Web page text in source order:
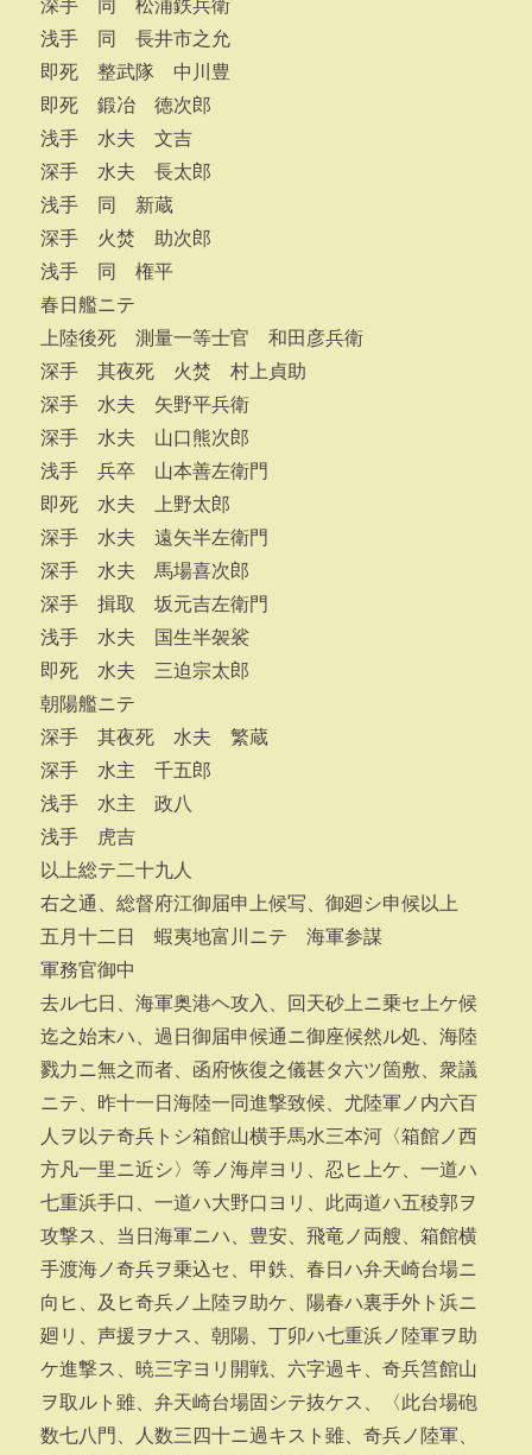
深手 同 松浦鉄兵衛
浅手 同 長井市之允
即死 整武隊 中川豊
即死 鍛冶 徳次郎
浅手 水夫 文吉
深手 水夫 長太郎
浅手 同 新蔵
深手 火焚 助次郎
浅手 同 権平
春日艦ニテ
上陸後死 測量一等士官 和田彦兵衛
深手 其夜死 火焚 村上貞助
深手 水夫 矢野平兵衛
深手 水夫 山口熊次郎
浅手 兵卒 山本善左衛門
即死 水夫 上野太郎
深手 水夫 遠矢半左衛門
深手 水夫 馬場喜次郎
深手 揖取 坂元吉左衛門
浅手 水夫 国生半袈裟
即死 水夫 三迫宗太郎
朝陽艦ニテ
深手 其夜死 水夫 繁蔵
深手 水主 千五郎
浅手 水主 政八
浅手 虎吉
以上総テ二十九人
右之通、総督府江御届申上候写、御廻シ申候以上
五月十二日 蝦夷地富川ニテ 海軍参謀
軍務官御中
去ル七日、海軍奥港ヘ攻入、回天砂上ニ乗セ上ケ候
迄之始末ハ、過日御届申候通ニ御座候然ル処、海陸
戮力ニ無之而者、函府恢復之儀甚タ六ツ箇敷、衆議
ニテ、昨十一日海陸一同進撃致候、尤陸軍ノ内六百
人ヲ以テ奇兵トシ箱館山横手馬水三本河〈箱館ノ西
方凡一里ニ近シ〉等ノ海岸ヨリ、忍ヒ上ケ、一道ハ
七重浜手口、一道ハ大野口ヨリ、此両道ハ五稜郭ヲ
攻撃ス、当日海軍ニハ、豊安、飛竜ノ両艘、箱館横
手渡海ノ奇兵ヲ乗込セ、甲鉄、春日ハ弁天崎台場ニ
向ヒ、及ヒ奇兵ノ上陸ヲ助ケ、陽春ハ裏手外ト浜ニ
廻リ、声援ヲナス、朝陽、丁卯ハ七重浜ノ陸軍ヲ助
ケ進撃ス、暁三字ヨリ開戦、六字過キ、奇兵筥館山
ヲ取ルト雖、弁天崎台場固シテ抜ケス、〈此台場砲
数七八門、人数三四十ニ過キスト雖、奇兵ノ陸軍、